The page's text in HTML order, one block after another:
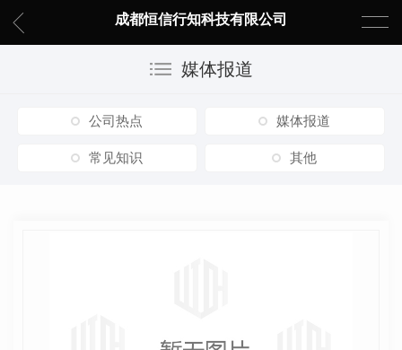
成都恒信行知科技有限公司
媒体报道
公司热点 媒体报道
常见知识 其他